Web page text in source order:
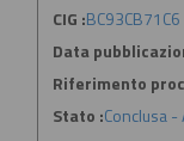
CIG :BC93CB71C6
Data
Riferimento
Stato :Conclusa -